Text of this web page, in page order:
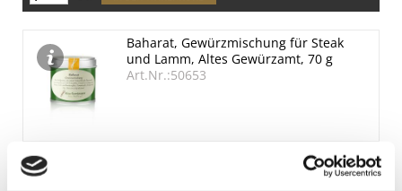
Baharat, Gewürzmischung für Steak
und Lamm, Altes Gewürzamt, 70 g
Art.Nr.:50653